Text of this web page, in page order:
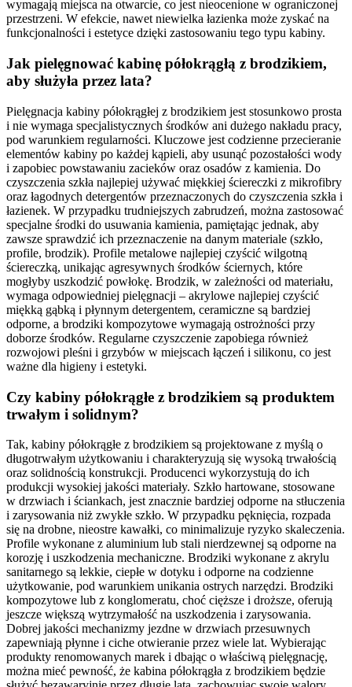
wymagają miejsca na otwarcie, co jest nieocenione w ograniczonej
przestrzeni. W efekcie, nawet niewielka łazienka może zyskać na
funkcjonalności i estetyce dzięki zastosowaniu tego typu kabiny.
Jak pielęgnować kabinę półokrągłą z brodzikiem,
aby służyła przez lata?
Pielęgnacja kabiny półokrągłej z brodzikiem jest stosunkowo prosta
i nie wymaga specjalistycznych środków ani dużego nakładu pracy,
pod warunkiem regularności. Kluczowe jest codzienne przecieranie
elementów kabiny po każdej kąpieli, aby usunąć pozostałości wody
i zapobiec powstawaniu zacieków oraz osadów z kamienia. Do
czyszczenia szkła najlepiej używać miękkiej ściereczki z mikrofibry
oraz łagodnych detergentów przeznaczonych do czyszczenia szkła i
łazienek. W przypadku trudniejszych zabrudzeń, można zastosować
specjalne środki do usuwania kamienia, pamiętając jednak, aby
zawsze sprawdzić ich przeznaczenie na danym materiale (szkło,
profile, brodzik). Profile metalowe najlepiej czyścić wilgotną
ściereczką, unikając agresywnych środków ściernych, które
mogłyby uszkodzić powłokę. Brodzik, w zależności od materiału,
wymaga odpowiedniej pielęgnacji – akrylowe najlepiej czyścić
miękką gąbką i płynnym detergentem, ceramiczne są bardziej
odporne, a brodziki kompozytowe wymagają ostrożności przy
doborze środków. Regularne czyszczenie zapobiega również
rozwojowi pleśni i grzybów w miejscach łączeń i silikonu, co jest
ważne dla higieny i estetyki.
Czy kabiny półokrągłe z brodzikiem są produktem
trwałym i solidnym?
Tak, kabiny półokrągłe z brodzikiem są projektowane z myślą o
długotrwałym użytkowaniu i charakteryzują się wysoką trwałością
oraz solidnością konstrukcji. Producenci wykorzystują do ich
produkcji wysokiej jakości materiały. Szkło hartowane, stosowane
w drzwiach i ściankach, jest znacznie bardziej odporne na stłuczenia
i zarysowania niż zwykłe szkło. W przypadku pęknięcia, rozpada
się na drobne, nieostre kawałki, co minimalizuje ryzyko skaleczenia.
Profile wykonane z aluminium lub stali nierdzewnej są odporne na
korozję i uszkodzenia mechaniczne. Brodziki wykonane z akrylu
sanitarnego są lekkie, ciepłe w dotyku i odporne na codzienne
użytkowanie, pod warunkiem unikania ostrych narzędzi. Brodziki
kompozytowe lub z konglomeratu, choć cięższe i droższe, oferują
jeszcze większą wytrzymałość na uszkodzenia i zarysowania.
Dobrej jakości mechanizmy jezdne w drzwiach przesuwnych
zapewniają płynne i ciche otwieranie przez wiele lat. Wybierając
produkty renomowanych marek i dbając o właściwą pielęgnację,
można mieć pewność, że kabina półokrągła z brodzikiem będzie